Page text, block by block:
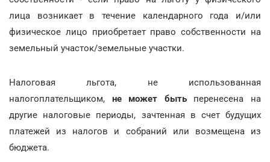
лица возникает в течение календарного года и/или
физическое лицо приобретает право собственности на
земельный участок/земельные участки.
Налоговая льгота, не использованная
налогоплательщиком, не может быть перенесена на
другие налоговые периоды, зачтенная в счет будущих
платежей из налогов и собраний или возмещена из
бюджета.